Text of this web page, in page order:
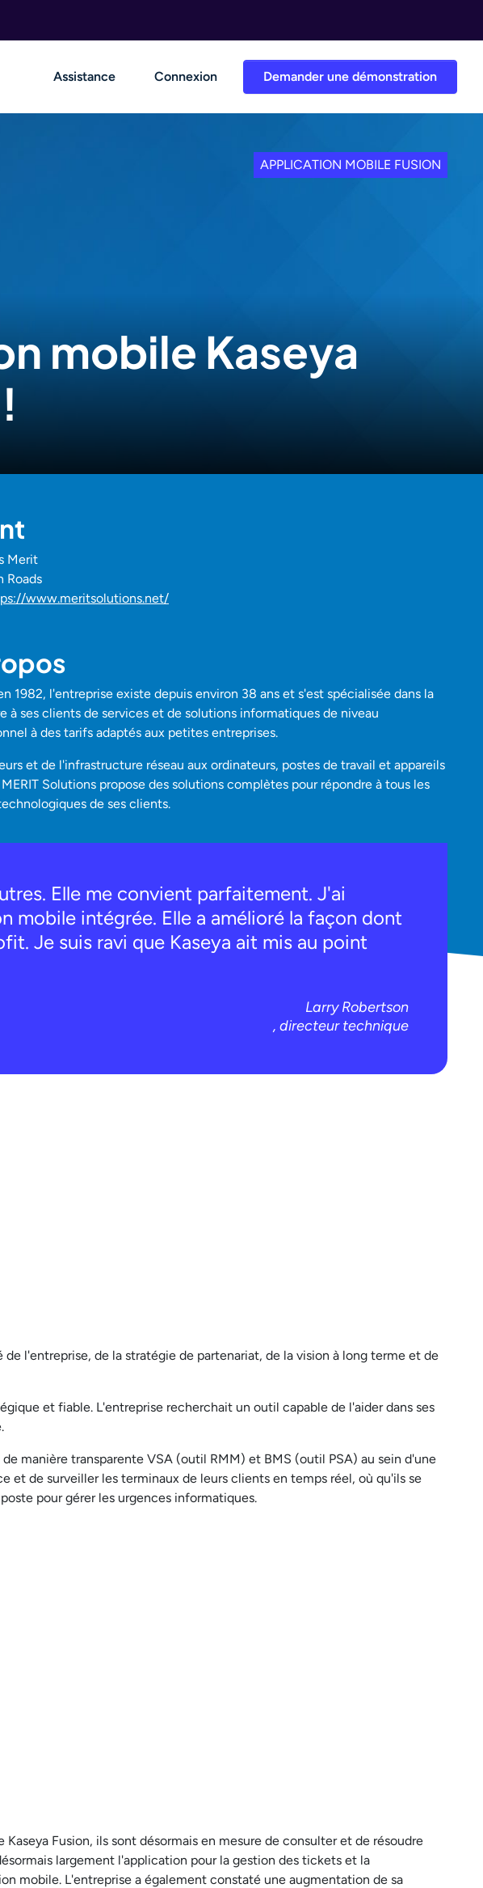
Demander une démonstration
Assistance Connexion
APPLICATION MOBILE FUSION
mobile Kaseya
Merit
Roads
www.meritsolutions.net/
1982, l'entreprise existe depuis environ 38 ans et s'est spécialisée dans la
à ses clients de services et de solutions informatiques de niveau
à des tarifs adaptés aux petites entreprises.
et de l'infrastructure réseau aux ordinateurs, postes de travail et appareils
Solutions propose des solutions complètes pour répondre à tous les
de ses clients.
Elle me convient parfaitement. J'ai
mobile intégrée. Elle a amélioré la façon dont
Je suis ravi que Kaseya ait mis au point
Larry Robertson
, directeur technique
l'entreprise, de la stratégie de partenariat, de la vision à long terme et de
et fiable. L'entreprise recherchait un outil capable de l'aider dans ses
manière transparente VSA (outil RMM) et BMS (outil PSA) au sein d'une
et de surveiller les terminaux de leurs clients en temps réel, où qu'ils se
pour gérer les urgences informatiques.
Fusion, ils sont désormais en mesure de consulter et de résoudre
largement l'application pour la gestion des tickets et la
mobile. L'entreprise a également constaté une augmentation de sa